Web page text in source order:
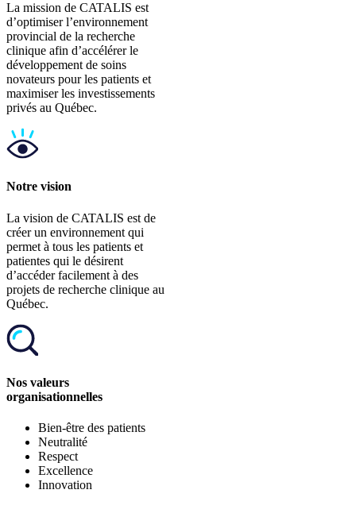
La mission de CATALIS est
d’optimiser l’environnement
provincial de la recherche
clinique afin d’accélérer le
développement de soins
novateurs pour les patients et
maximiser les investissements
privés au Québec.
Notre vision
La vision de CATALIS est de
créer un environnement qui
permet à tous les patients et
patientes qui le désirent
d’accéder facilement à des
projets de recherche clinique au
Québec.
Nos valeurs
organisationnelles
Bien-être des patients
Neutralité
Respect
Excellence
Innovation